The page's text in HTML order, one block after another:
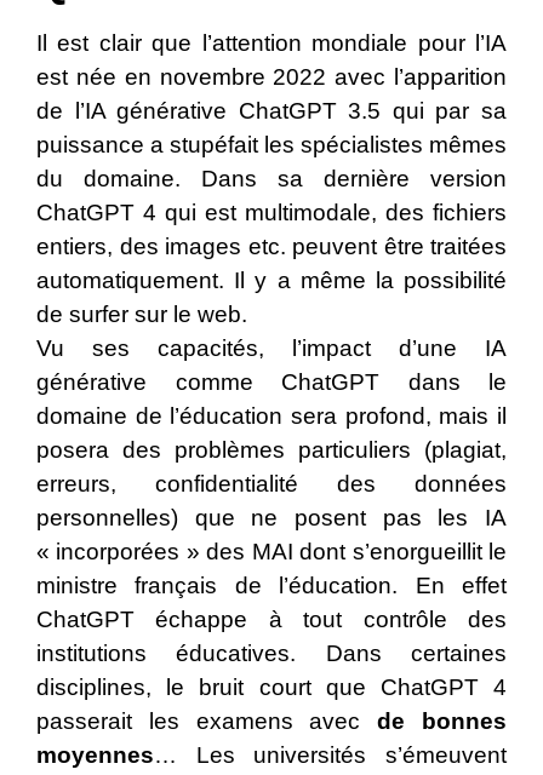
Il est clair que l’attention mondiale pour l’IA
est née en novembre 2022 avec l’apparition
de l’IA générative ChatGPT 3.5 qui par sa
puissance a stupéfait les spécialistes mêmes
du domaine. Dans sa dernière version
ChatGPT 4 qui est multimodale, des fichiers
entiers, des images etc. peuvent être traitées
automatiquement. Il y a même la possibilité
de surfer sur le web.
Vu ses capacités, l’impact d’une IA
générative comme ChatGPT dans le
domaine de l’éducation sera profond, mais il
posera des problèmes particuliers (plagiat,
erreurs, confidentialité des données
personnelles) que ne posent pas les IA
« incorporées » des MAI dont s’enorgueillit le
ministre français de l’éducation. En effet
ChatGPT échappe à tout contrôle des
institutions éducatives. Dans certaines
disciplines, le bruit court que ChatGPT 4
passerait les examens avecde bonnes
moyennes… Les universités s’émeuvent